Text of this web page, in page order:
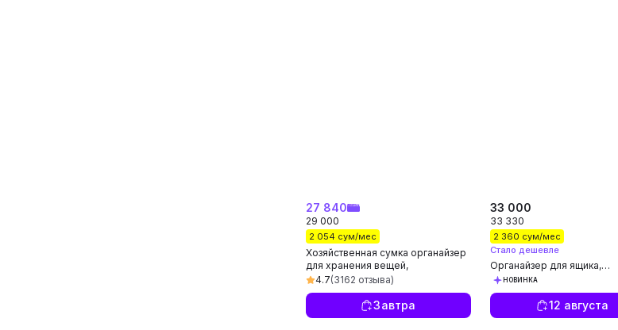
27 840
29 000
2 054 сум/мес
Хозяйственная сумка органайзер
для хранения вещей,
постельного белья, игрушек
4.7(3162 отзыва)
Завтра
33 000
33 330
2 360 сум/мес
Стало дешевле
Органайзер для ящика,
Органайзер для хранения,
Органайзер для
НОВИНКА
12 августа